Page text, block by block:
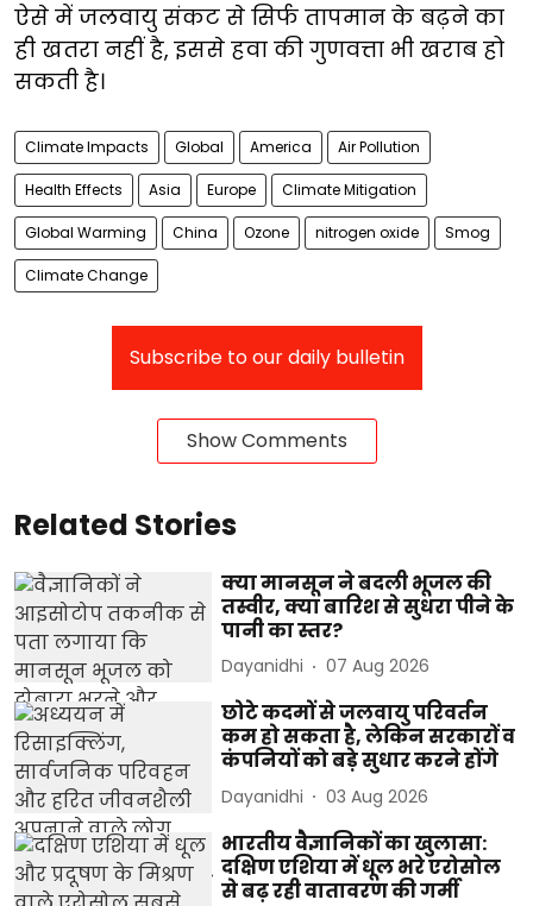
ऐसे में जलवायु संकट से सिर्फ तापमान के बढ़ने का
ही खतरा नहीं है, इससे हवा की गुणवत्ता भी खराब हो
सकती है।
Climate Impacts Global America Air Pollution
Health Effects Asia Europe Climate Mitigation
Global Warming China Ozone nitrogen oxide Smog
Climate Change
Subscribe to our daily bulletin
Show Comments
Related Stories
क्या मानसून ने बदली भूजल की
तस्वीर, क्या बारिश से सुधरा पीने के
पानी का स्तर?
Dayanidhi 07 Aug 2026
छोटे कदमों से जलवायु परिवर्तन
कम हो सकता है, लेकिन सरकारों व
कंपनियों को बड़े सुधार करने होंगे
Dayanidhi 03 Aug 2026
भारतीय वैज्ञानिकों का खुलासा:
दक्षिण एशिया में धूल भरे एरोसोल
से बढ़ रही वातावरण की गर्मी